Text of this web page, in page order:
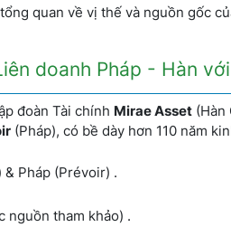
quan về vị thế và nguồn gốc
doanh Pháp - Hàn
đoàn Tài chính Mirae Asset (Hàn
(Pháp), có bề dày hơn 110 năm
Pháp (Prévoir) .
nguồn tham khảo) .